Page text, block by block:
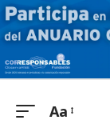
Aa